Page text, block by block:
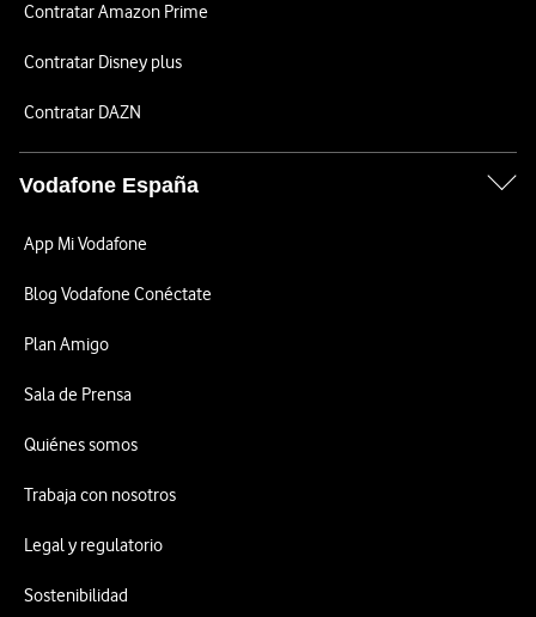
Contratar Amazon Prime
Contratar Disney plus
Contratar DAZN
Vodafone España
App Mi Vodafone
Blog Vodafone Conéctate
Plan Amigo
Sala de Prensa
Quiénes somos
Trabaja con nosotros
Legal y regulatorio
Sostenibilidad